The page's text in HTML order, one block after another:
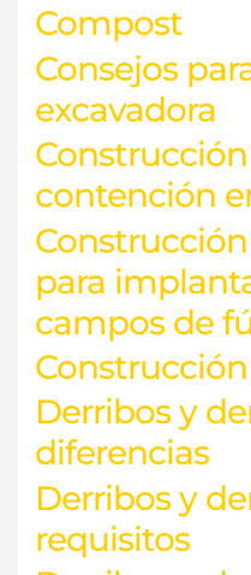
Compost
Consejos
excavadora
contención
para
campos de
Derribos y
diferencias
Derribos y
requisitos